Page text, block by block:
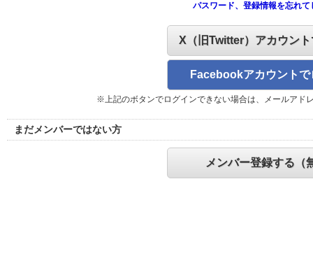
パスワード、登録情報を忘れて
X（旧Twitter）アカウン
Facebookアカウントで
※上記のボタンでログインできない場合は、メールアド
まだメンバーではない方
メンバー登録する（